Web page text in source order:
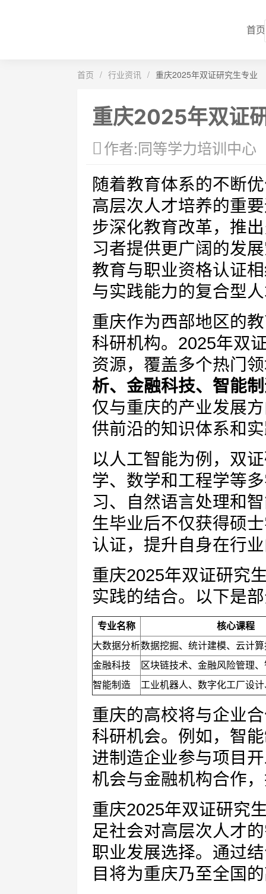
首页
首页 / 行业资讯 / 重庆2025年双证研究生专业
重庆2025年双证
作者:同等学力培训中心
随着教育体系的不断
高层次人才培养的重
步深化教育改革，推
习者提供更广阔的发
教育与职业资格认证
与实践能力的复合型
重庆作为西部地区的
科研机构。2025年双
资源，覆盖多个热门
析、金融科技、智能
仅与重庆的产业发展
供前沿的知识体系和
以人工智能为例，双
学、数学和工程学等
习、自然语言处理和
生毕业后不仅获得硕
认证，提升自身在行
重庆2025年双证研究
实践的结合。以下是
专业名称
核心课程
大数据分析数据挖掘、统计建模、云计
金融科技
区块链技术、金融风险管理
智能制造
工业机器人、数字化工厂设
重庆的高校将与企业
科研机会。例如，智
进制造企业参与项目
机会与金融机构合作
重庆2025年双证研究
足社会对高层次人才
职业发展选择。通过
目将为重庆乃至全国